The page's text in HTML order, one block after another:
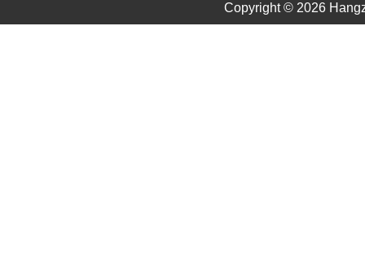
Copyright © 2026